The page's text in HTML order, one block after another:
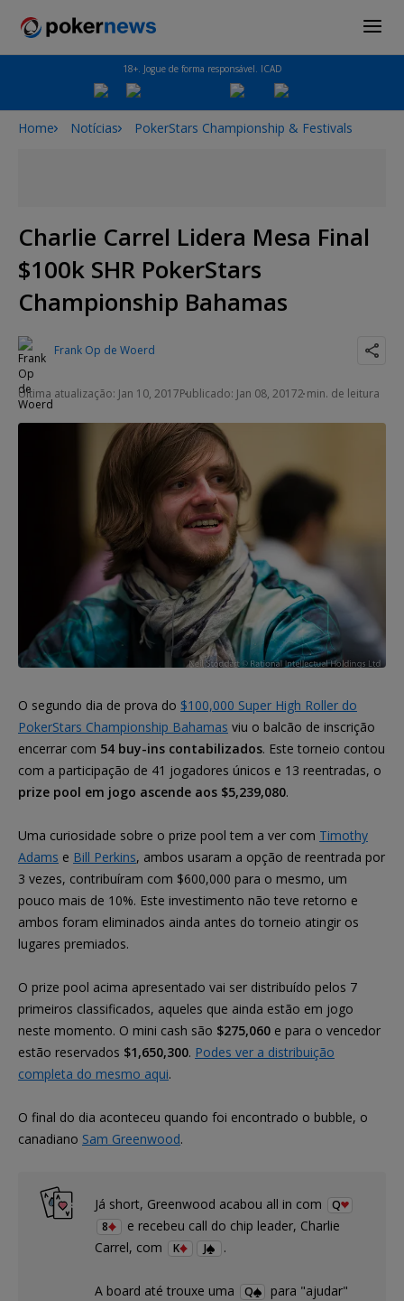
18+. Jogue de forma responsável. ICAD
Home Notícias PokerStars Championship & Festivals
Charlie Carrel Lidera Mesa Final
$100k SHR PokerStars
Championship Bahamas
Frank Op de Woerd
Última atualização: Jan 10, 2017Publicado: Jan 08, 20172 min. de leitura
O segundo dia de prova do $100,000 Super High Roller do
PokerStars Championship Bahamas viu o balcão de inscrição
encerrar com 54 buy-ins contabilizados. Este torneio contou
com a participação de 41 jogadores únicos e 13 reentradas, o
prize pool em jogo ascende aos $5,239,080.
Uma curiosidade sobre o prize pool tem a ver com Timothy
Adams e Bill Perkins, ambos usaram a opção de reentrada por
3 vezes, contribuíram com $600,000 para o mesmo, um
pouco mais de 10%. Este investimento não teve retorno e
ambos foram eliminados ainda antes do torneio atingir os
lugares premiados.
O prize pool acima apresentado vai ser distribuído pelos 7
primeiros classificados, aqueles que ainda estão em jogo
neste momento. O mini cash são $275,060 e para o vencedor
estão reservados $1,650,300. Podes ver a distribuição
completa do mesmo aqui.
O final do dia aconteceu quando foi encontrado o bubble, o
canadiano Sam Greenwood.
Já short, Greenwood acabou all in com
Q
8
e recebeu call do chip leader, Charlie
Carrel, com
K J .
A board até trouxe uma Q
para "ajudar"